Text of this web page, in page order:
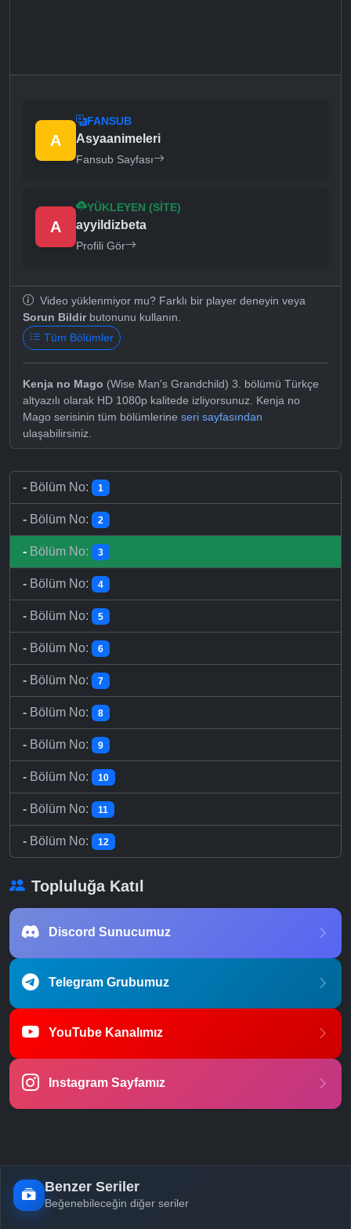
A
FANSUB
Asyaanimeleri
Fansub Sayfası
A
YÜKLEYEN (SITE)
ayyildizbeta
Profili Gör
Video yüklenmiyor mu? Farklı bir player deneyin veya
Sorun Bildirbutonunu kullanın.
Tüm Bölümler
Kenja no Mago (Wise Man's Grandchild) 3. bölümü Türkçe
altyazılı olarak HD 1080p kalitede izliyorsunuz. Kenja no
Mago serisinin tüm bölümlerine seri sayfasından
ulaşabilirsiniz.
- Bölüm No: 1
- Bölüm No: 2
- Bölüm No: 3
- Bölüm No: 4
- Bölüm No: 5
- Bölüm No: 6
- Bölüm No: 7
- Bölüm No: 8
- Bölüm No: 9
- Bölüm No: 10
- Bölüm No: 11
- Bölüm No: 12
Topluluğa Katıl
Discord Sunucumuz
Telegram Grubumuz
YouTube Kanalımız
Instagram Sayfamız
Benzer Seriler
Beğenebileceğin diğer seriler